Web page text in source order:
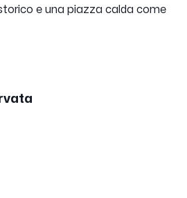
e una piazza calda come